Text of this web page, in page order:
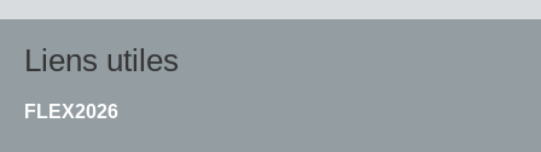
Liens utiles
FLEX2026